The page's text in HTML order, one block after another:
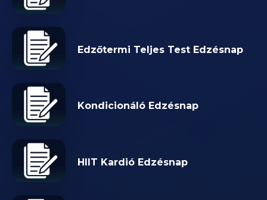
Edzőtermi Teljes Test Edzésnap
Kondicionáló Edzésnap
HIIT Kardió Edzésnap